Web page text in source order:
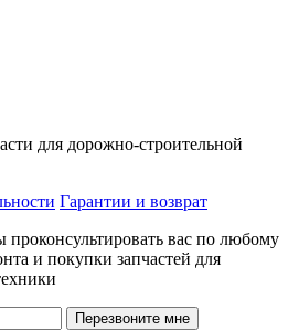
для дорожно-строительной
Гарантии и возврат
вас по любому
и покупки запчастей для
Перезвоните мне